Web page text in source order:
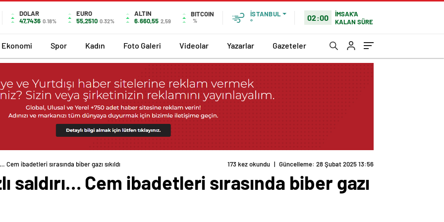
DOLAR
47,7436 0.18%
EURO
55,2510 0.32%
ALTIN
6.660,55 2,59
BITCOIN
%
İSTANBUL
°
02:00
İMSAK'A
KALAN SÜRE
Ekonomi Spor Kadın Foto Galeri Videolar Yazarlar Gazeteler
Cem ibadetleri sırasında biber gazı sıkıldı 173 kez okundu | Güncelleme: 28 Şubat 2025 13:56
saldırı… Cem ibadetleri sırasında biber gazı